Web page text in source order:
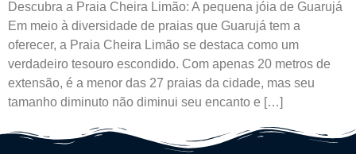
Descubra a Praia Cheira Limão: A pequena jóia de Guarujá
Em meio à diversidade de praias que Guarujá tem a
oferecer, a Praia Cheira Limão se destaca como um
verdadeiro tesouro escondido. Com apenas 20 metros de
extensão, é a menor das 27 praias da cidade, mas seu
tamanho diminuto não diminui seu encanto e […]